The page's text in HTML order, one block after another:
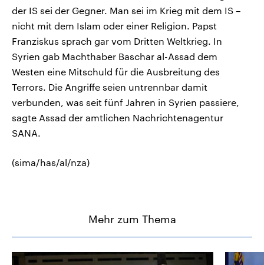
der IS sei der Gegner. Man sei im Krieg mit dem IS –
nicht mit dem Islam oder einer Religion. Papst
Franziskus sprach gar vom Dritten Weltkrieg. In
Syrien gab Machthaber Baschar al-Assad dem
Westen eine Mitschuld für die Ausbreitung des
Terrors. Die Angriffe seien untrennbar damit
verbunden, was seit fünf Jahren in Syrien passiere,
sagte Assad der amtlichen Nachrichtenagentur
SANA.
(sima/has/al/nza)
Mehr zum Thema